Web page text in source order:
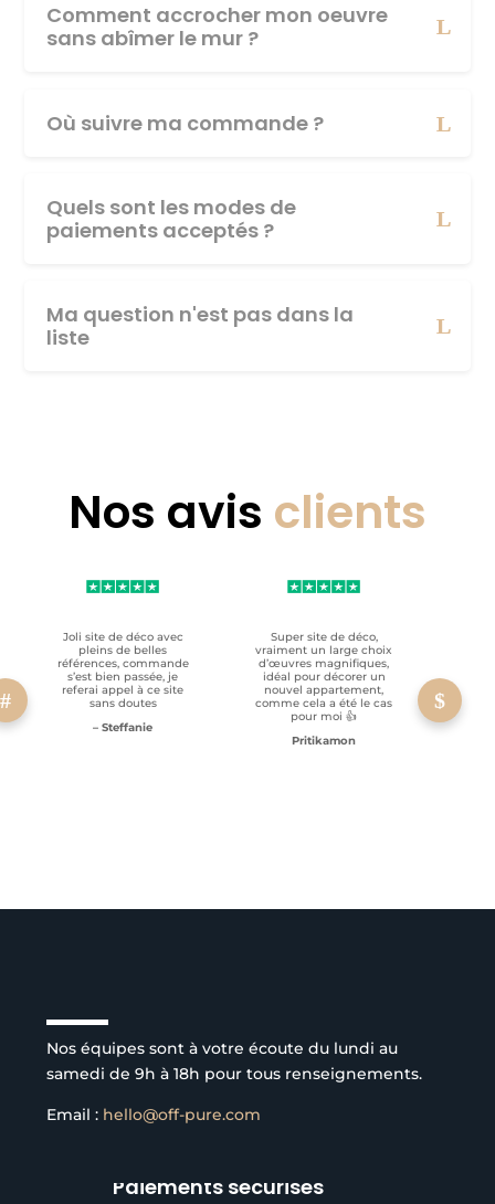
Comment accrocher mon oeuvre
sans abîmer le mur ?
Où suivre ma commande ?
Quels sont les modes de
paiements acceptés ?
Ma question n'est pas dans la
liste
Nos avis clients
Joli site de déco avec
pleins de belles
références, commande
s’est bien passée, je
referai appel à ce site
sans doutes
– Steffanie
Super site de déco,
vraiment un large choix
d’œuvres magnifiques,
idéal pour décorer un
nouvel appartement,
comme cela a été le cas
pour moi 👍
Pritikamon
Nos équipes sont à votre écoute du lundi au
samedi de 9h à 18h pour tous renseignements.
Email : hello@off-pure.com
Paiements sécurisés